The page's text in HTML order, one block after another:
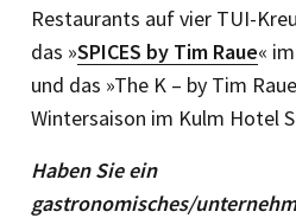
Restaurants auf vier TUI-
das »SPICES by Tim Raue«
und das »The K – by Tim
Wintersaison im Kulm Hotel
Haben Sie ein
gastronomisches/